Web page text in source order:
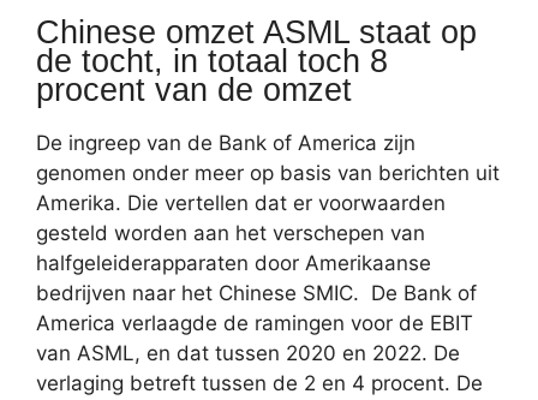
Chinese omzet ASML staat op
de tocht, in totaal toch 8
procent van de omzet
De ingreep van de Bank of America zijn
genomen onder meer op basis van berichten uit
Amerika. Die vertellen dat er voorwaarden
gesteld worden aan het verschepen van
halfgeleiderapparaten door Amerikaanse
bedrijven naar het Chinese SMIC. De Bank of
America verlaagde de ramingen voor de EBIT
van ASML, en dat tussen 2020 en 2022. De
verlaging betreft tussen de 2 en 4 procent. De